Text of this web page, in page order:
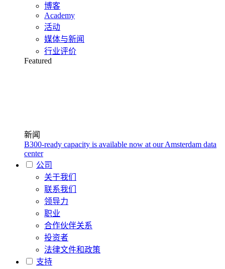
博客
Academy
活动
媒体与新闻
行业评价
Featured
新闻
B300-ready capacity is available now at our Amsterdam data
center
公司
关于我们
联系我们
领导力
职业
合作伙伴关系
投资者
法律文件和政策
支持